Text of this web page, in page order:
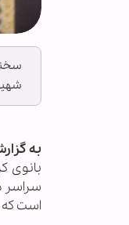
به
بانوی
سراسر
است